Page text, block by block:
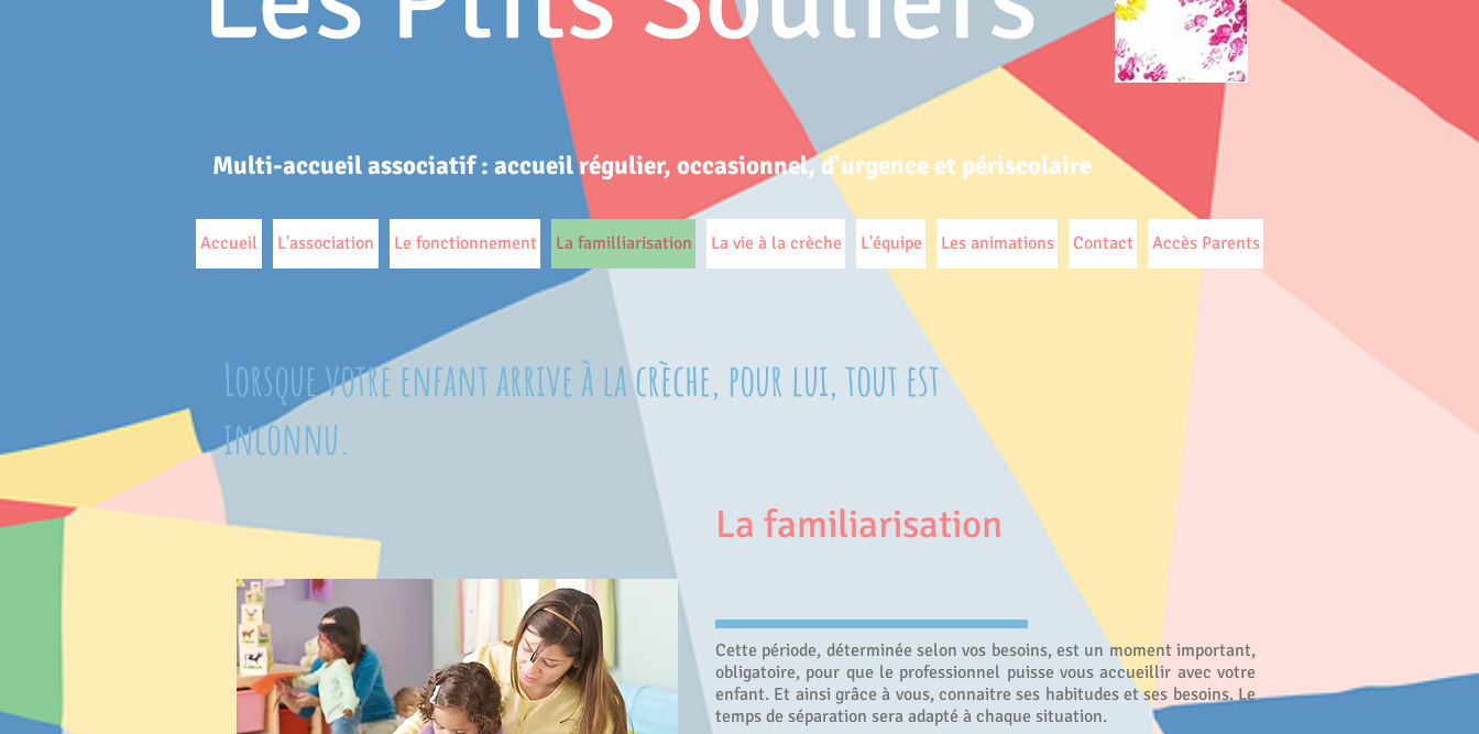
Multi-accueil associatif: accueil régulier, occasionnel, d'urgence et périscolaire
Accueil L'association Le fonctionnement La familliarisation La vie à la crèche L'équipe Les animations Contact Accès Parents
La familiarisation
Lorsque votre enfant arrive à la crèche, pour lui, tout est
inconnu.
Cette période, déterminée selon vos besoins, est un moment important,
obligatoire, pour que le professionnel puisse vous accueillir avec votre
enfant. Et ainsi grâce à vous, connaitre ses habitudes et ses besoins. Le
temps de séparation sera adapté à chaque situation.